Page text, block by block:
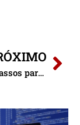
Primeiros Passos para um Site Seguro e Eficiente